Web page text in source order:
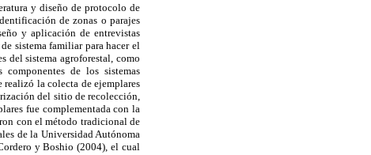
y diseño de protocolo de
de zonas o parajes
y aplicación de entrevistas
sistema familiar para hacer el
del sistema agroforestal, como
de los sistemas
la colecta de ejemplares
del sitio de recolección,
fue complementada con la
con el método tradicional de
de la Universidad Autónoma
y Boshio (2004), el cual